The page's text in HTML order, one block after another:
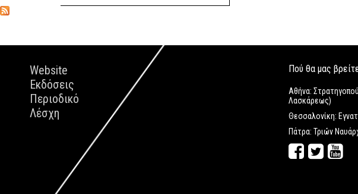
Website
Εκδόσεις
Περιοδικό
Λέσχη
Πού θα μας
Αθήνα:
Λασκάρεως)
Θεσσαλονίκη:
Πάτρα: Τριών